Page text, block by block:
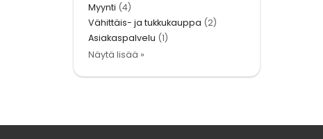
Myynti (4)
Vähittäis- ja tukkukauppa (2)
Asiakaspalvelu (1)
Näytä lisää »